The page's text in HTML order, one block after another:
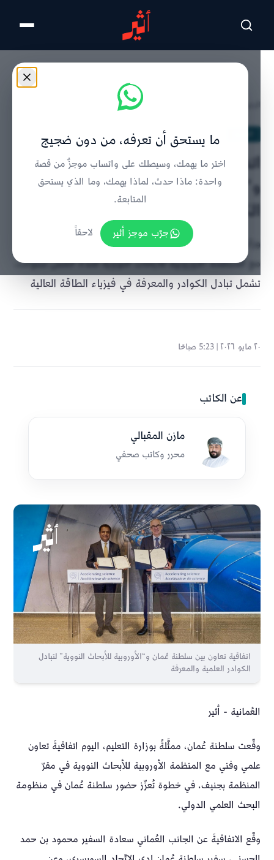
تخطى للمحتوى الرئيسي
اتفاقية تعاون بين سلطنة عُمان
و“الأوروبية للأبحاث النووية" لتبادل
الكوادر العلمية والمعرفة
وزارة التعليم العُمانية توقع في جنيف اتفاقية تعاون علمي
مع المنظمة الأوروبية للأبحاث النووية لمدة خمس سنوات،
تشمل تبادل الكوادر والمعرفة في فيزياء الطاقة العالية
٢٠ مايو ٢٠٢٦ | 5:23 صباحًا
عن الكاتب
مازن المقبالي
محرر وكاتب صحفي
اتفاقية تعاون بين سلطنة عُمان و“الأوروبية للأبحاث النووية” لتبادل
الكوادر العلمية والمعرفة
العُمانية - أثير
وقّعت سلطنة عُمان، ممثَّلةً بوزارة التعليم، اليوم اتفاقيةَ تعاون
علمي وفني مع المنظمة الأوروبية للأبحاث النووية في مقرّ
المنظمة بجنيف، في خطوة تُعزّز حضور سلطنة عُمان في منظومة
البحث العلمي الدولي.
وقّع الاتفاقيةَ عن الجانب العُماني سعادة السفير محمود بن حمد
ما يستحق أن تعرفه، من دون ضجيج
اختر ما يهمك، وسيصلك على واتساب موجزٌ من قصة
واحدة: ماذا حدث، لماذا يهمك، وما الذي يستحق
المتابعة.
جرّب موجز أثير
لاحقاً